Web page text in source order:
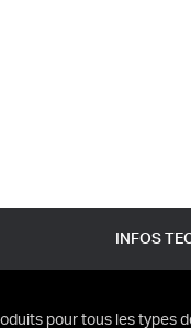
INFOS
pour tous les